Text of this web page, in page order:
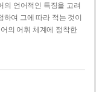
의 언어적인 특징을 고려
하여 그에 따라 적는 것이
의 어휘 체계에 정착한